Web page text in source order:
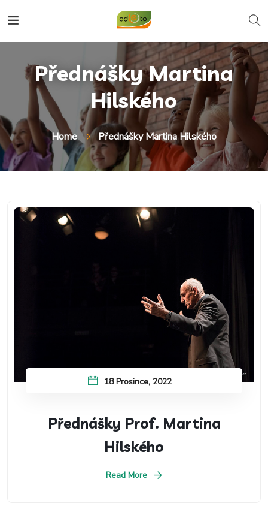
Přednášky Martina
Hilského
Home Přednášky Martina Hilského
18 Prosince, 2022
Přednášky Prof. Martina
Hilského
Read More